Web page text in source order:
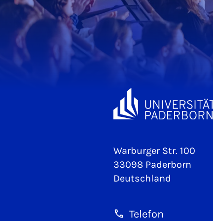
Warburger Str. 100
33098 Paderborn
Deutschland
Telefon